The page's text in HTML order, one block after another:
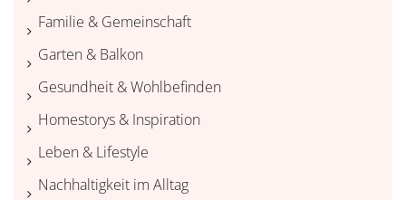
Familie & Gemeinschaft
Garten & Balkon
Gesundheit & Wohlbefinden
Homestorys & Inspiration
Leben & Lifestyle
Nachhaltigkeit im Alltag